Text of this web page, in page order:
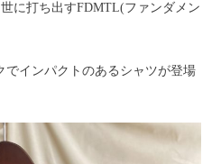
に打ち出すFDMTL(ファンダメン
インパクトのあるシャツが登場